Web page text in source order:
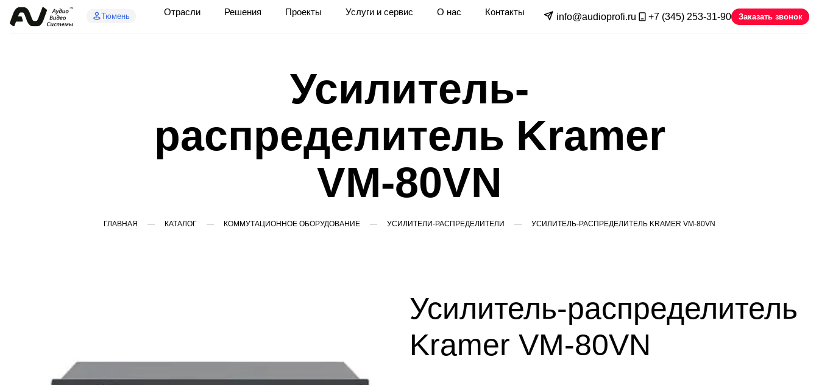
Тюмень Отрасли Решения Проекты Услуги и сервис О нас Контакты info@audioprofi.ru +7 (345) 253-31-90 Заказать звонок
Усилитель-
распределитель Kramer
VM-80VN
ГЛАВНАЯ КАТАЛОГ КОММУТАЦИОННОЕ ОБОРУДОВАНИЕ УСИЛИТЕЛИ-РАСПРЕДЕЛИТЕЛИ УСИЛИТЕЛЬ-РАСПРЕДЕЛИТЕЛЬ KRAMER VM-80VN
Усилитель-распределитель
Kramer VM-80VN